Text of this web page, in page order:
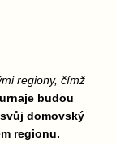
regiony, čímž
budou
domovský
regionu.